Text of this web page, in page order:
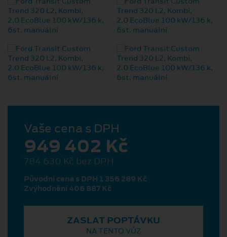
Vaše cena s DPH
949 402 Kč
784 630 Kč bez DPH
Původní cena s DPH 1 356 289 Kč
Zvýhodnění 406 887 Kč
ZASLAT POPTÁVKU
NA TENTO VŮZ